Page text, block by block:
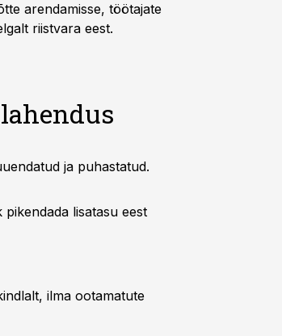
arendamisse, töötajate
riistvara eest.
ja puhastatud.
lisatasu eest
ilma ootamatute